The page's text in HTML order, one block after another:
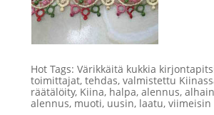
Hot Tags: Värikkäitä kukkia
toimittajat, tehdas, valmistettu
räätälöity, Kiina, halpa, alennus,
alennus, muoti, uusin, laatu, viimeisin